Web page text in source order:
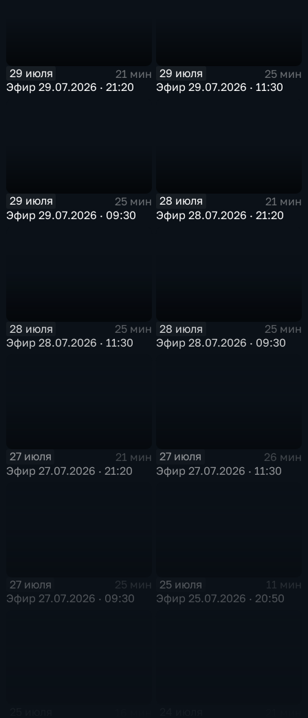
29 июля
21 мин
Эфир 29.07.2026 · 21:20
29 июля
25 мин
Эфир 29.07.2026 · 11:30
29 июля
25 мин
Эфир 29.07.2026 · 09:30
28 июля
21 мин
Эфир 28.07.2026 · 21:20
28 июля
25 мин
Эфир 28.07.2026 · 11:30
28 июля
25 мин
Эфир 28.07.2026 · 09:30
27 июля
21 мин
Эфир 27.07.2026 · 21:20
27 июля
26 мин
Эфир 27.07.2026 · 11:30
27 июля
25 мин
Эфир 27.07.2026 · 09:30
25 июля
11 мин
Эфир 25.07.2026 · 20:50